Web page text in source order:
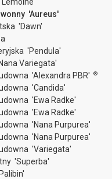
'Aureus'
'Dawn'
'Pendula'
Variegata'
'Alexandra PBR'
®
'Candida'
'Ewa Radke'
'Ewa Radke'
'Nana Purpurea'
'Nana Purpurea'
'Variegata'
'Superba'